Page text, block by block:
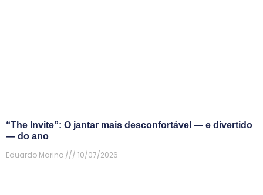
“The Invite”: O jantar mais desconfortável — e divertido
— do ano
Eduardo Marino
10/07/2026